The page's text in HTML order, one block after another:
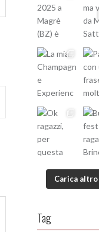
Carica altro
Tag